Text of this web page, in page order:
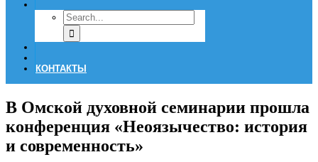
КОНТАКТЫ
В Омской духовной семинарии прошла
конференция «Неоязычество: история
и современность»